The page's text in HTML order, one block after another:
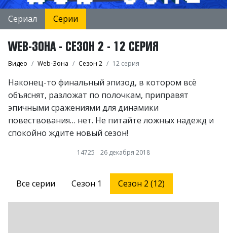
Сериал Серии
WEB-ЗОНА - СЕЗОН 2 - 12 СЕРИЯ
Видео Web-Зона Сезон 2 12 серия
Наконец-то финальный эпизод, в котором всё
объяснят, разложат по полочкам, приправят
эпичными сражениями для динамики
повествования… нет. Не питайте ложных надежд и
спокойно ждите новый сезон!
14725 26 декабря 2018
Все серии Сезон 1 Сезон 2 (12)